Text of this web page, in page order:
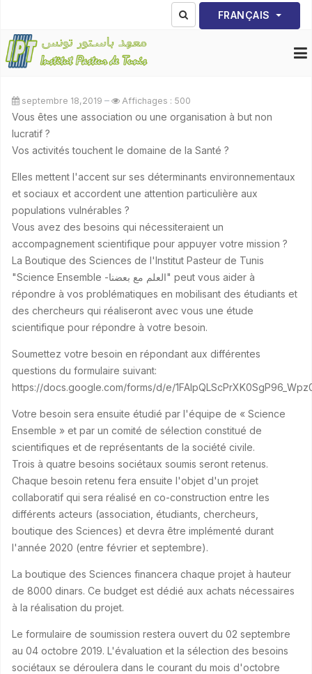
Sélectionnez votre
FRANÇAIS
septembre 18,2019 Affichages : 500
Vous êtes une association ou une organisation à but non
lucratif ?
Vos activités touchent le domaine de la Santé ?
Elles mettent l'accent sur ses déterminants environnementaux
et sociaux et accordent une attention particulière aux
populations vulnérables ?
Vous avez des besoins qui nécessiteraient un
accompagnement scientifique pour appuyer votre mission ?
La Boutique des Sciences de l'Institut Pasteur de Tunis
"Science Ensemble -العلم مع بعضنا" peut vous aider à
répondre à vos problématiques en mobilisant des étudiants et
des chercheurs qui réaliseront avec vous une étude
scientifique pour répondre à votre besoin.
Soumettez votre besoin en répondant aux différentes
questions du formulaire suivant:
https://docs.google.com/forms/d/e/
Votre besoin sera ensuite étudié par l'équipe de « Science
Ensemble » et par un comité de sélection constitué de
scientifiques et de représentants de la société civile.
Trois à quatre besoins sociétaux soumis seront retenus.
Chaque besoin retenu fera ensuite l'objet d'un projet
collaboratif qui sera réalisé en co-construction entre les
différents acteurs (association, étudiants, chercheurs,
boutique des Sciences) et devra être implémenté durant
l'année 2020 (entre février et septembre).
La boutique des Sciences financera chaque projet à hauteur
de 8000 dinars. Ce budget est dédié aux achats nécessaires
à la réalisation du projet.
Le formulaire de soumission restera ouvert du 02 septembre
au 04 octobre 2019. L'évaluation et la sélection des besoins
sociétaux se déroulera dans le courant du mois d'octobre